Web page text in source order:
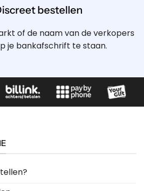
bestellen
of de naam van de verkopers
je bankafschrift te staan.